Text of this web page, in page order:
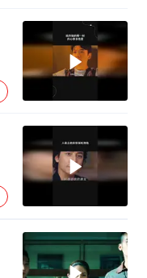
如何把百年大党建设得更加坚强有力？